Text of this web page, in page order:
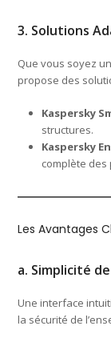
3. Solutions
Que vous soyez
propose des
Kaspersky
structures.
Kaspersky
complète
Les Avantages
a. Simplicité
Une interface
la sécurité de